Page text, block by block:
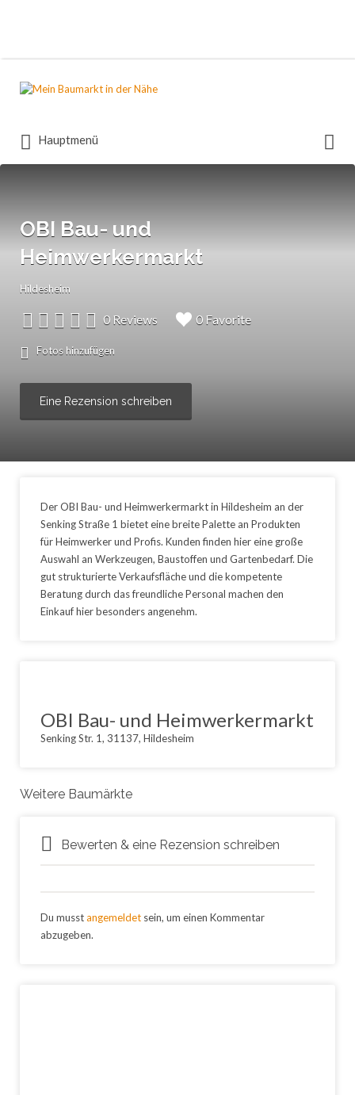
nach:
Hauptmenü
nach:
OBI Bau- und
Heimwerkermarkt
Hildesheim
0 Reviews 0 Favorite
Fotos hinzufügen
Eine Rezension schreiben
Der OBI Bau- und Heimwerkermarkt in Hildesheim an der
Senking Straße 1 bietet eine breite Palette an Produkten
für Heimwerker und Profis. Kunden finden hier eine große
Auswahl an Werkzeugen, Baustoffen und Gartenbedarf. Die
gut strukturierte Verkaufsfläche und die kompetente
Beratung durch das freundliche Personal machen den
Einkauf hier besonders angenehm.
OBI Bau- und Heimwerkermarkt
Senking Str. 1, 31137, Hildesheim
Weitere Baumärkte
Bewerten & eine Rezension schreiben
Du musstangemeldet sein, um einen Kommentar
abzugeben.